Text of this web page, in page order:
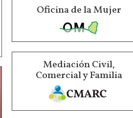
Oficina de la Mujer
Mediación Civil,
Comercial y Familia